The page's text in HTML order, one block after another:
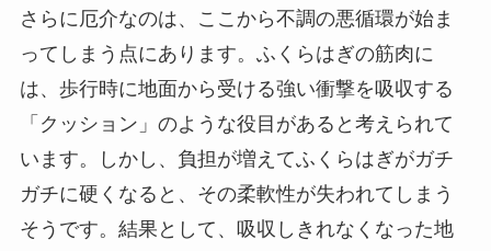
さらに厄介なのは、ここから不調の悪循環が始ま
ってしまう点にあります。ふくらはぎの筋肉に
は、歩行時に地面から受ける強い衝撃を吸収する
「クッション」のような役目があると考えられて
います。しかし、負担が増えてふくらはぎがガチ
ガチに硬くなると、その柔軟性が失われてしまう
そうです。結果として、吸収しきれなくなった地